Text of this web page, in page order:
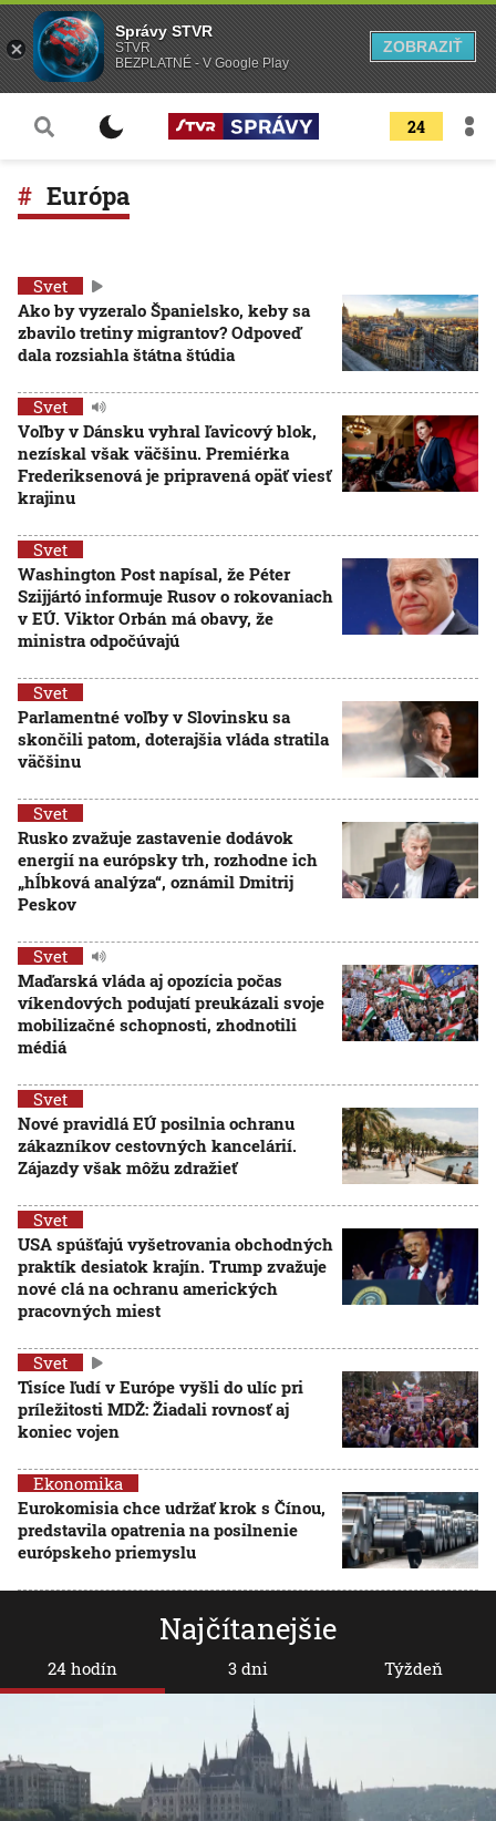
24
Európa
Svet
Ako by vyzeralo Španielsko, keby sa
zbavilo tretiny migrantov? Odpoveď
dala rozsiahla štátna štúdia
Svet
Voľby v Dánsku vyhral ľavicový blok,
nezískal však väčšinu. Premiérka
Frederiksenová je pripravená opäť viesť
krajinu
Svet
Washington Post napísal, že Péter
Szijjártó informuje Rusov o rokovaniach
v EÚ. Viktor Orbán má obavy, že
ministra odpočúvajú
Svet
Parlamentné voľby v Slovinsku sa
skončili patom, doterajšia vláda stratila
väčšinu
Svet
Rusko zvažuje zastavenie dodávok
energií na európsky trh, rozhodne ich
„hĺbková analýza“, oznámil Dmitrij
Peskov
Svet
Maďarská vláda aj opozícia počas
víkendových podujatí preukázali svoje
mobilizačné schopnosti, zhodnotili
médiá
Svet
Nové pravidlá EÚ posilnia ochranu
zákazníkov cestovných kancelárií.
Zájazdy však môžu zdražieť
Svet
USA spúšťajú vyšetrovania obchodných
praktík desiatok krajín. Trump zvažuje
nové clá na ochranu amerických
pracovných miest
Svet
Tisíce ľudí v Európe vyšli do ulíc pri
príležitosti MDŽ: Žiadali rovnosť aj
koniec vojen
Ekonomika
Eurokomisia chce udržať krok s Čínou,
predstavila opatrenia na posilnenie
európskeho priemyslu
Najčítanejšie
24 hodín 3 dni Týždeň
Správy STVR
STVR
BEZPLATNÉ - V Google Play
ZOBRAZIŤ